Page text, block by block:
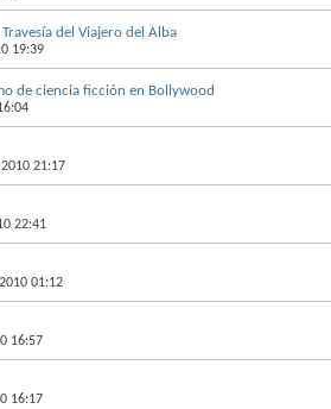
del Viajero del Alba
19:39
de ciencia ficción en Bollywood
21:17
22:41
01:12
16:57
16:17